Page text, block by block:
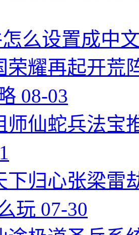
么设置成中
荣耀再起开荒
08-03
师仙蛇兵法宝
下归心张梁雷
玩 07-30